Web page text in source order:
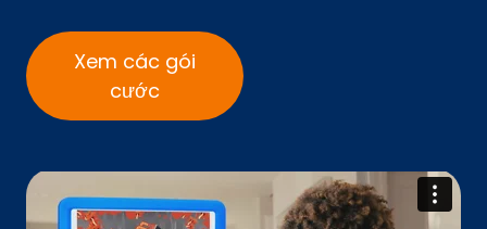
Xem các gói
cước